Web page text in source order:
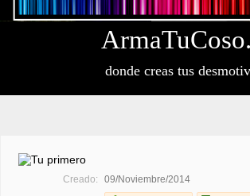
ArmaTuCoso
donde creas tus
Creado: 09/Noviembre/2014